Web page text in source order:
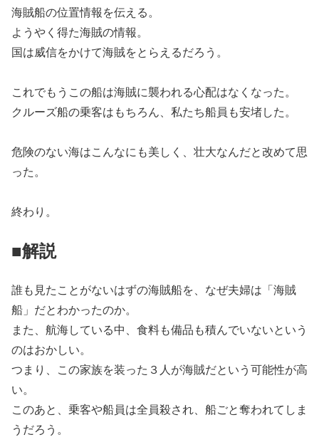
海賊船の位置情報を伝える。
ようやく得た海賊の情報。
国は威信をかけて海賊をとらえるだろう。
これでもうこの船は海賊に襲われる心配はなくなった。
クルーズ船の乗客はもちろん、私たち船員も安堵した。
危険のない海はこんなにも美しく、壮大なんだと改めて思
った。
終わり。
■解説
誰も見たことがないはずの海賊船を、なぜ夫婦は「海賊
船」だとわかったのか。
また、航海している中、食料も備品も積んでいないという
のはおかしい。
つまり、この家族を装った３人が海賊だという可能性が高
い。
このあと、乗客や船員は全員殺され、船ごと奪われてしま
うだろう。